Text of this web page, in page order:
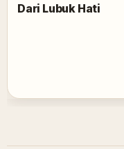
Dari Lubuk Hati